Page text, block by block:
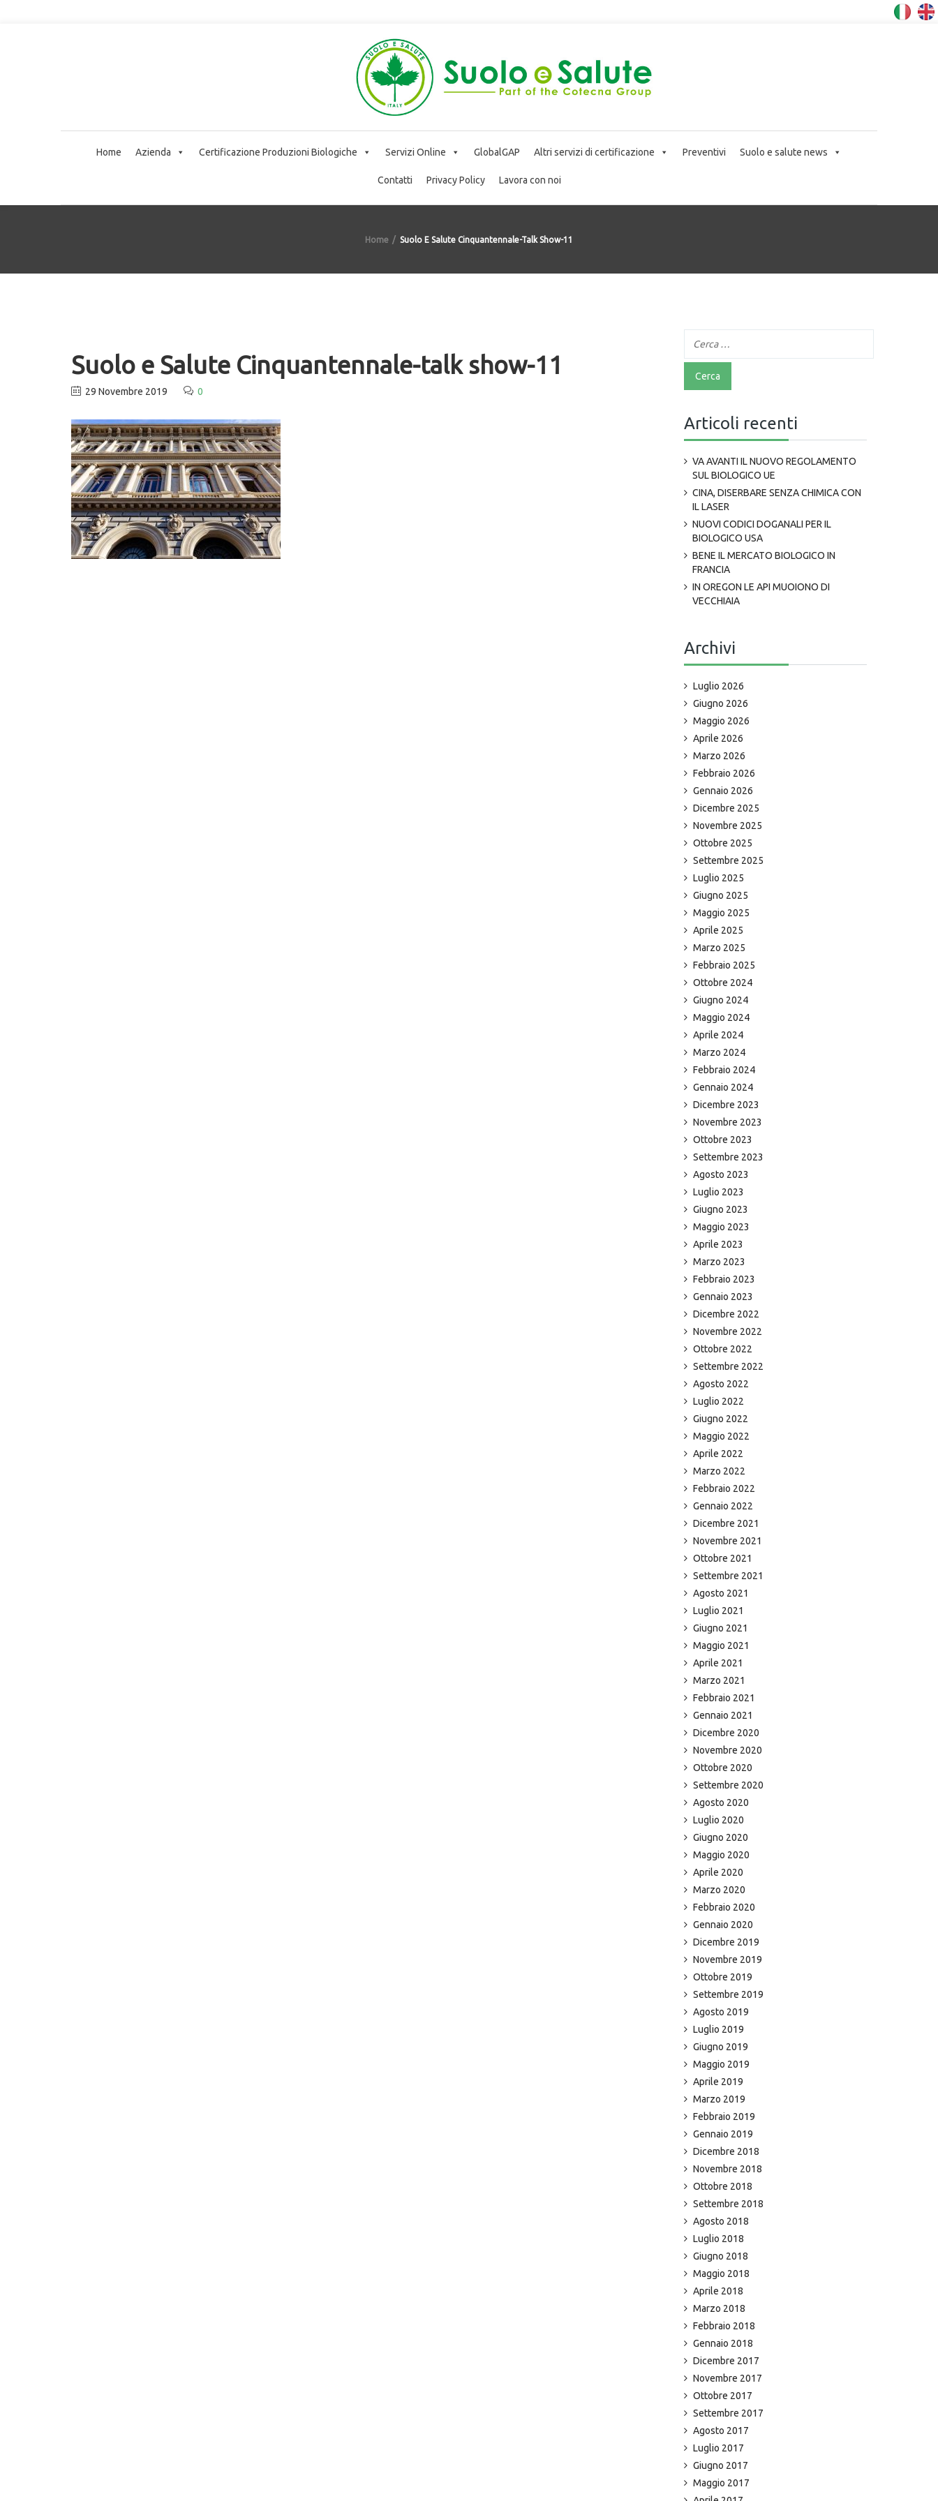
Home Azienda Certificazione Produzioni Biologiche Servizi Online GlobalGAP Altri servizi di certificazione Preventivi Suolo e salute news
Contatti Privacy Policy Lavora con noi
Home Suolo E Salute Cinquantennale-Talk Show-11
Suolo e Salute Cinquantennale-talk show-11
29 Novembre 2019 0
Articoli recenti
VA AVANTI IL NUOVO REGOLAMENTO
SUL BIOLOGICO UE
CINA, DISERBARE SENZA CHIMICA CON
IL LASER
NUOVI CODICI DOGANALI PER IL
BIOLOGICO USA
BENE IL MERCATO BIOLOGICO IN
FRANCIA
IN OREGON LE API MUOIONO DI
VECCHIAIA
Archivi
Luglio 2026
Giugno 2026
Maggio 2026
Aprile 2026
Marzo 2026
Febbraio 2026
Gennaio 2026
Dicembre 2025
Novembre 2025
Ottobre 2025
Settembre 2025
Luglio 2025
Giugno 2025
Maggio 2025
Aprile 2025
Marzo 2025
Febbraio 2025
Ottobre 2024
Giugno 2024
Maggio 2024
Aprile 2024
Marzo 2024
Febbraio 2024
Gennaio 2024
Dicembre 2023
Novembre 2023
Ottobre 2023
Settembre 2023
Agosto 2023
Luglio 2023
Giugno 2023
Maggio 2023
Aprile 2023
Marzo 2023
Febbraio 2023
Gennaio 2023
Dicembre 2022
Novembre 2022
Ottobre 2022
Settembre 2022
Agosto 2022
Luglio 2022
Giugno 2022
Maggio 2022
Aprile 2022
Marzo 2022
Febbraio 2022
Gennaio 2022
Dicembre 2021
Novembre 2021
Ottobre 2021
Settembre 2021
Agosto 2021
Luglio 2021
Giugno 2021
Maggio 2021
Aprile 2021
Marzo 2021
Febbraio 2021
Gennaio 2021
Dicembre 2020
Novembre 2020
Ottobre 2020
Settembre 2020
Agosto 2020
Luglio 2020
Giugno 2020
Maggio 2020
Aprile 2020
Marzo 2020
Febbraio 2020
Gennaio 2020
Dicembre 2019
Novembre 2019
Ottobre 2019
Settembre 2019
Agosto 2019
Luglio 2019
Giugno 2019
Maggio 2019
Aprile 2019
Marzo 2019
Febbraio 2019
Gennaio 2019
Dicembre 2018
Novembre 2018
Ottobre 2018
Settembre 2018
Agosto 2018
Luglio 2018
Giugno 2018
Maggio 2018
Aprile 2018
Marzo 2018
Febbraio 2018
Gennaio 2018
Dicembre 2017
Novembre 2017
Ottobre 2017
Settembre 2017
Agosto 2017
Luglio 2017
Giugno 2017
Maggio 2017